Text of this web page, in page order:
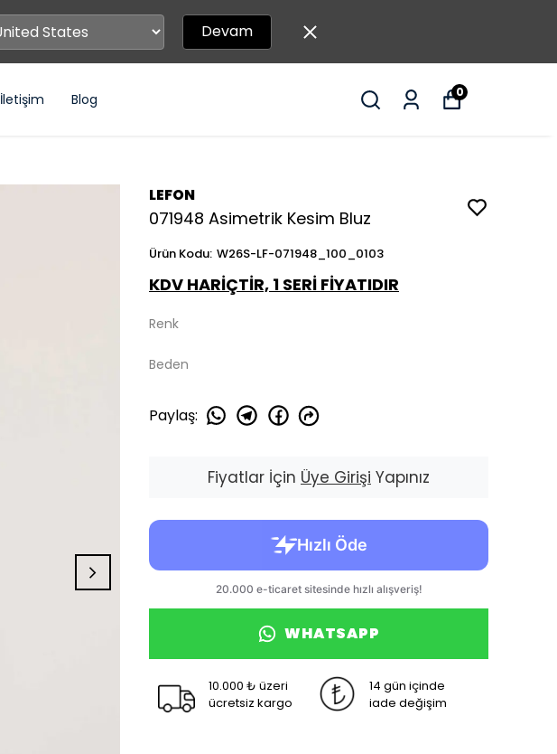
Devam
İletişim Blog 0
LEFON
071948 Asimetrik Kesim Bluz
Ürün Kodu: W26S-LF-071948_100_0103
KDV HARİÇTİR, 1 SERİ FİYATIDIR
Renk
Beden
Paylaş:
Fiyatlar İçin Üye Girişi Yapınız
WHATSAPP
10.000 ₺ üzeri
ücretsiz kargo
14 gün içinde
iade değişim